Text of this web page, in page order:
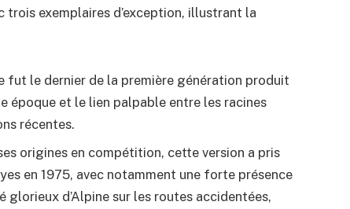
exemplaires d’exception, illustrant la
fut le dernier de la première génération produit
époque et le lien palpable entre les racines
récentes.
origines en compétition, cette version a pris
en 1975, avec notamment une forte présence
glorieux d’Alpine sur les routes accidentées,